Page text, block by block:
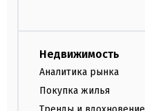
Недвижимость
Аналитика рынка
Покупка жилья